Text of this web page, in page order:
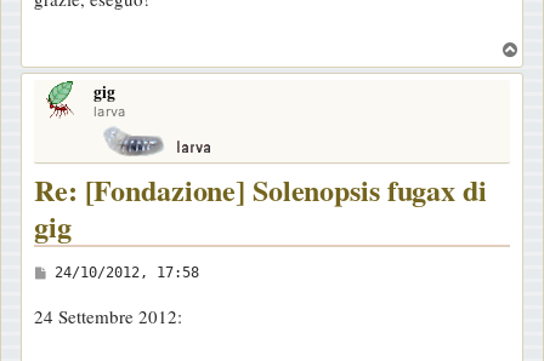
s
a
g
g
o
o
gig
larva
Re: [Fondazione] Solenopsis fugax di
gig
M
s
24/10/2012, 17:58
24 Settembre 2012: